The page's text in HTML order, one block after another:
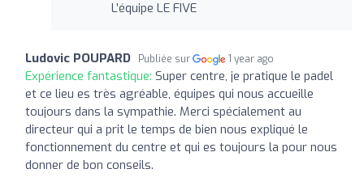
L’équipe LE FIVE
Ludovic POUPARD Publiée sur 1 year ago
Expérience fantastique: Super centre, je pratique le padel
et ce lieu es très agréable, équipes qui nous accueille
toujours dans la sympathie. Merci spécialement au
directeur qui a prit le temps de bien nous expliqué le
fonctionnement du centre et qui es toujours la pour nous
donner de bon conseils.